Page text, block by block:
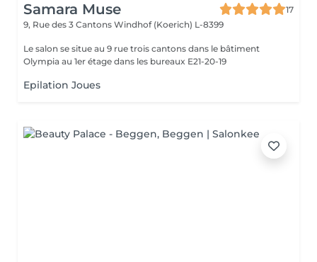
Samara Muse
17
9, Rue des 3 Cantons Windhof (Koerich) L-8399
Le salon se situe au 9 rue trois cantons dans le bâtiment
Olympia au 1er étage dans les bureaux E21-20-19
Epilation Joues